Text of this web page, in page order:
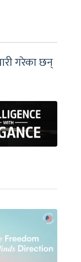
गरेका छन्